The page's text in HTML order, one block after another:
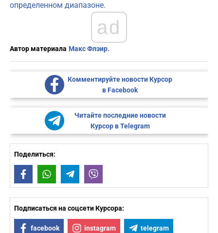
определенном диапазоне.
ad
Автор материала Макс Флэир.
Комментируйте новости Курсор
в Facebook
Читайте последние новости
Курсор в Telegram
Поделиться:
FacebookWhatsAppTelegram
Подписаться на соцсети Курсора:
facebook instagram telegram